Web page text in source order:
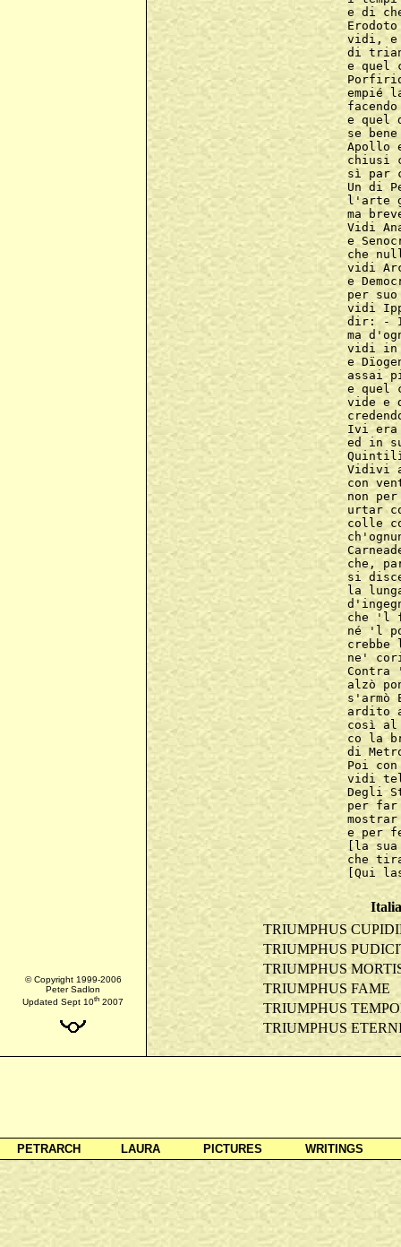
e di
vidi, e
di
e quel
empié
e quel
se
Apollo
chiusi
sì par
Un di
l'arte
ma
Vidi
e
che
vidi
e
per
vidi
dir: -
ma
vidi in
e
assai
e quel
vide e
Ivi era
ed in
Vidivi
con
non
urtar
colle
che,
si
la
che 'l
né 'l
ne'
Contra
alzò
s'armò
ardito
così al
co la
di
Poi
vidi
Degli
per far
e per
[la
che
TRIUMPHUS
TRIUMPHUS
TRIUMPHUS
TRIUMPHUS FAME
TRIUMPHUS
TRIUMPHUS
© Copyright 1999-2006
Peter Sadlon
Updated Sept 10th 2007
PETRARCH LAURA PICTURES WRITINGS